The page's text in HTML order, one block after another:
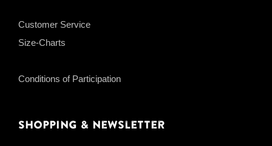
Customer Service
Size-Charts
Conditions of Participation
Shopping & Newsletter